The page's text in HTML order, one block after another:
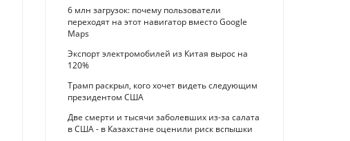
6 млн загрузок: почему пользователи
переходят на этот навигатор вместо Google
Maps
Экспорт электромобилей из Китая вырос на
120%
Трамп раскрыл, кого хочет видеть следующим
президентом США
Две смерти и тысячи заболевших из-за салата
в США - в Казахстане оценили риск вспышки